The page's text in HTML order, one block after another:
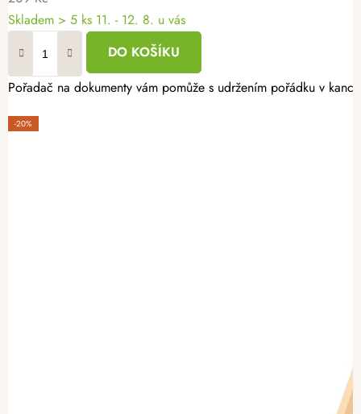
Skladem > 5 ks 11. - 12. 8. u vás
DO KOŠÍKU
Pořadač na dokumenty vám pomůže s udržením pořádku v
-20%